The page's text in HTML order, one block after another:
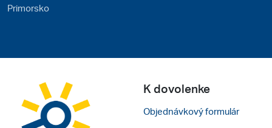
Primorsko
K dovolenke
Objednávkový formulár